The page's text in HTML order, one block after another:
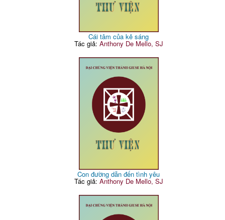
Cái tâm của kẻ sáng
Tác giả: Anthony De Mello, SJ
Con đường dẫn đến tình yêu
Tác giả: Anthony De Mello, SJ